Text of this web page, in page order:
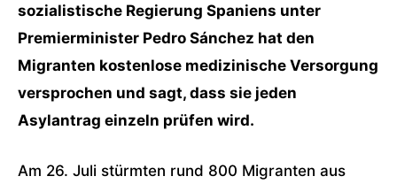
sozialistische Regierung Spaniens unter
Premierminister Pedro Sánchez hat den
Migranten kostenlose medizinische Versorgung
versprochen und sagt, dass sie jeden
Asylantrag einzeln prüfen wird.
Am 26. Juli stürmten rund 800 Migranten aus